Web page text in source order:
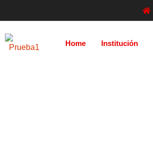
Home Institución